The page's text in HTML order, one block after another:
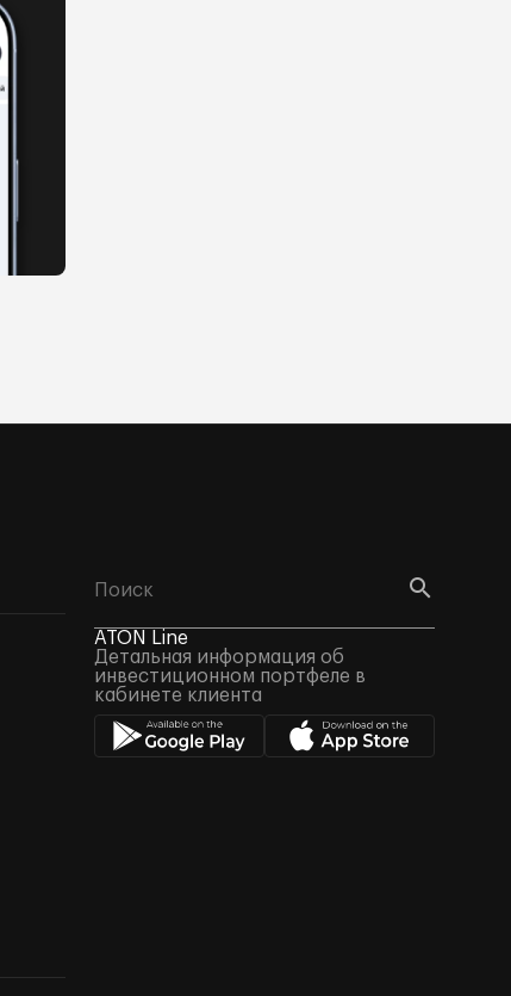
ATON Line
Детальная информация об
инвестиционном портфеле в
кабинете клиента